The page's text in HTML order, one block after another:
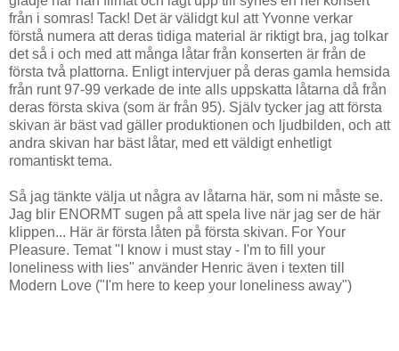
från i somras! Tack! Det är välidgt kul att Yvonne verkar
förstå numera att deras tidiga material är riktigt bra, jag tolkar
det så i och med att många låtar från konserten är från de
första två plattorna. Enligt intervjuer på deras gamla hemsida
från runt 97-99 verkade de inte alls uppskatta låtarna då från
deras första skiva (som är från 95). Själv tycker jag att första
skivan är bäst vad gäller produktionen och ljudbilden, och att
andra skivan har bäst låtar, med ett väldigt enhetligt
romantiskt tema.
Så jag tänkte välja ut några av låtarna här, som ni måste se.
Jag blir ENORMT sugen på att spela live när jag ser de här
klippen... Här är första låten på första skivan. For Your
Pleasure. Temat "I know i must stay - I'm to fill your
loneliness with lies" använder Henric även i texten till
Modern Love ("I'm here to keep your loneliness away")